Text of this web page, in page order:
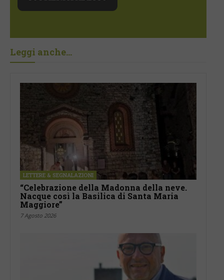
Leggi anche...
LETTERE & SEGNALAZIONI
“Celebrazione della Madonna della neve.
Nacque così la Basilica di Santa Maria
Maggiore”
7 Agosto 2026